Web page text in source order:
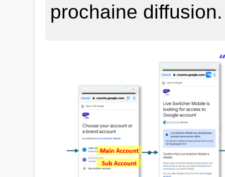
prochaine diffusion.